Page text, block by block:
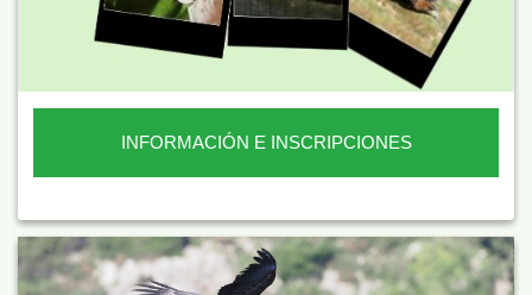
INFORMACIÓN E INSCRIPCIONES